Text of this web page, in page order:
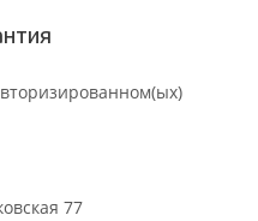
77